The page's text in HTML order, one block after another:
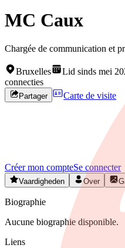
MC Caux
Chargée de communication et
Bruxelles Lid sinds mei
connecties
Partager Carte de visite
Rejoignez HEYA pour contacter
Créez votre profil gratuitement
Créer mon compteSe connecter
Vaardigheden Over
Biographie
Aucune biographie disponible.
Liens